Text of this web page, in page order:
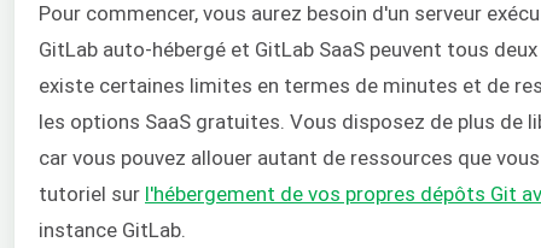
Pour commencer, vous aurez besoin d'un serveur
GitLab auto-hébergé et GitLab SaaS peuvent tous
existe certaines limites en termes de minutes et de
les options SaaS gratuites. Vous disposez de plus de
car vous pouvez allouer autant de ressources que
tutoriel sur l'hébergement de vos propres dépôts Git
instance GitLab.